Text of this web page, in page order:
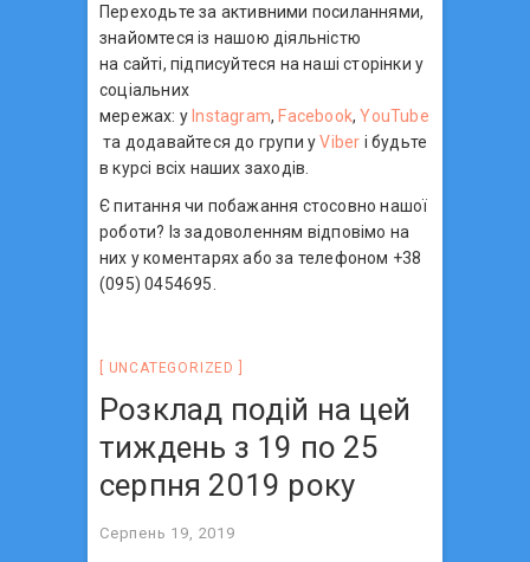
Переходьте за активними посиланнями,
знайомтеся із нашою діяльністю
на сайті, підписуйтеся на наші сторінки у
соціальних
мережах: уInstagram,Facebook,YouTube
та додавайтеся до групи уViber і будьте
в курсі всіх наших заходів.
Є питання чи побажання стосовно нашої
роботи? Із задоволенням відповімо на
них у коментарях або за телефоном +38
(095) 0454695.
UNCATEGORIZED
Розклад подій на цей
тиждень з 19 по 25
серпня 2019 року
Серпень 19, 2019